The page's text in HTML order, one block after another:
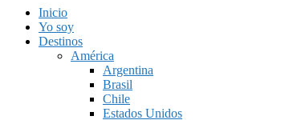
Inicio
Yo soy
Destinos
América
Argentina
Brasil
Chile
Estados Unidos